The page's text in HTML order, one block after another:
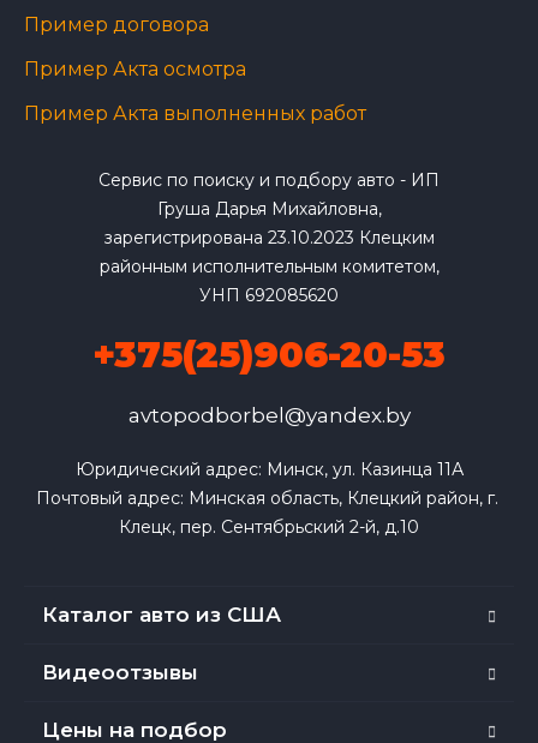
Пример договора
Пример Акта осмотра
Пример Акта выполненных работ
Сервис по поиску и подбору авто - ИП
Груша Дарья Михайловна,
зарегистрирована 23.10.2023 Клецким
районным исполнительным комитетом,
УНП 692085620
+375(25)906-20-53
avtopodborbel@yandex.by
Юридический адрес: Минск, ул. Казинца 11А
Почтовый адрес: Минская область, Клецкий район, г.
Клецк, пер. Сентябрьский 2-й, д.10
Каталог авто из США
Видеоотзывы
Цены на подбор